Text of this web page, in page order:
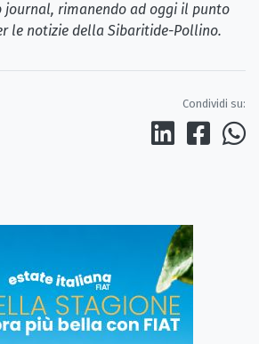
journal, rimanendo ad oggi il punto
le notizie della Sibaritide-Pollino.
Condividi su: